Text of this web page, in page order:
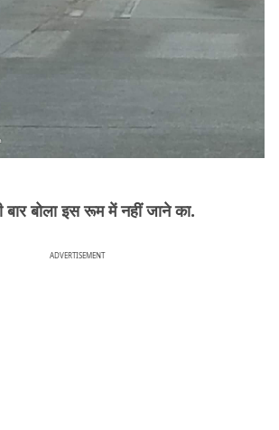
बोला इस रूम में नहीं जाने का.
ADVERTISEMENT